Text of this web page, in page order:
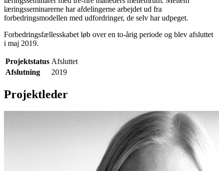
læringsseminarerne har afdelingerne arbejdet ud fra
forbedringsmodellen med udfordringer, de selv har udpeget.
Forbedringsfællesskabet løb over en to-årig periode og blev afsluttet
i maj 2019.
Projektstatus Afsluttet
Afslutning
2019
Projektleder